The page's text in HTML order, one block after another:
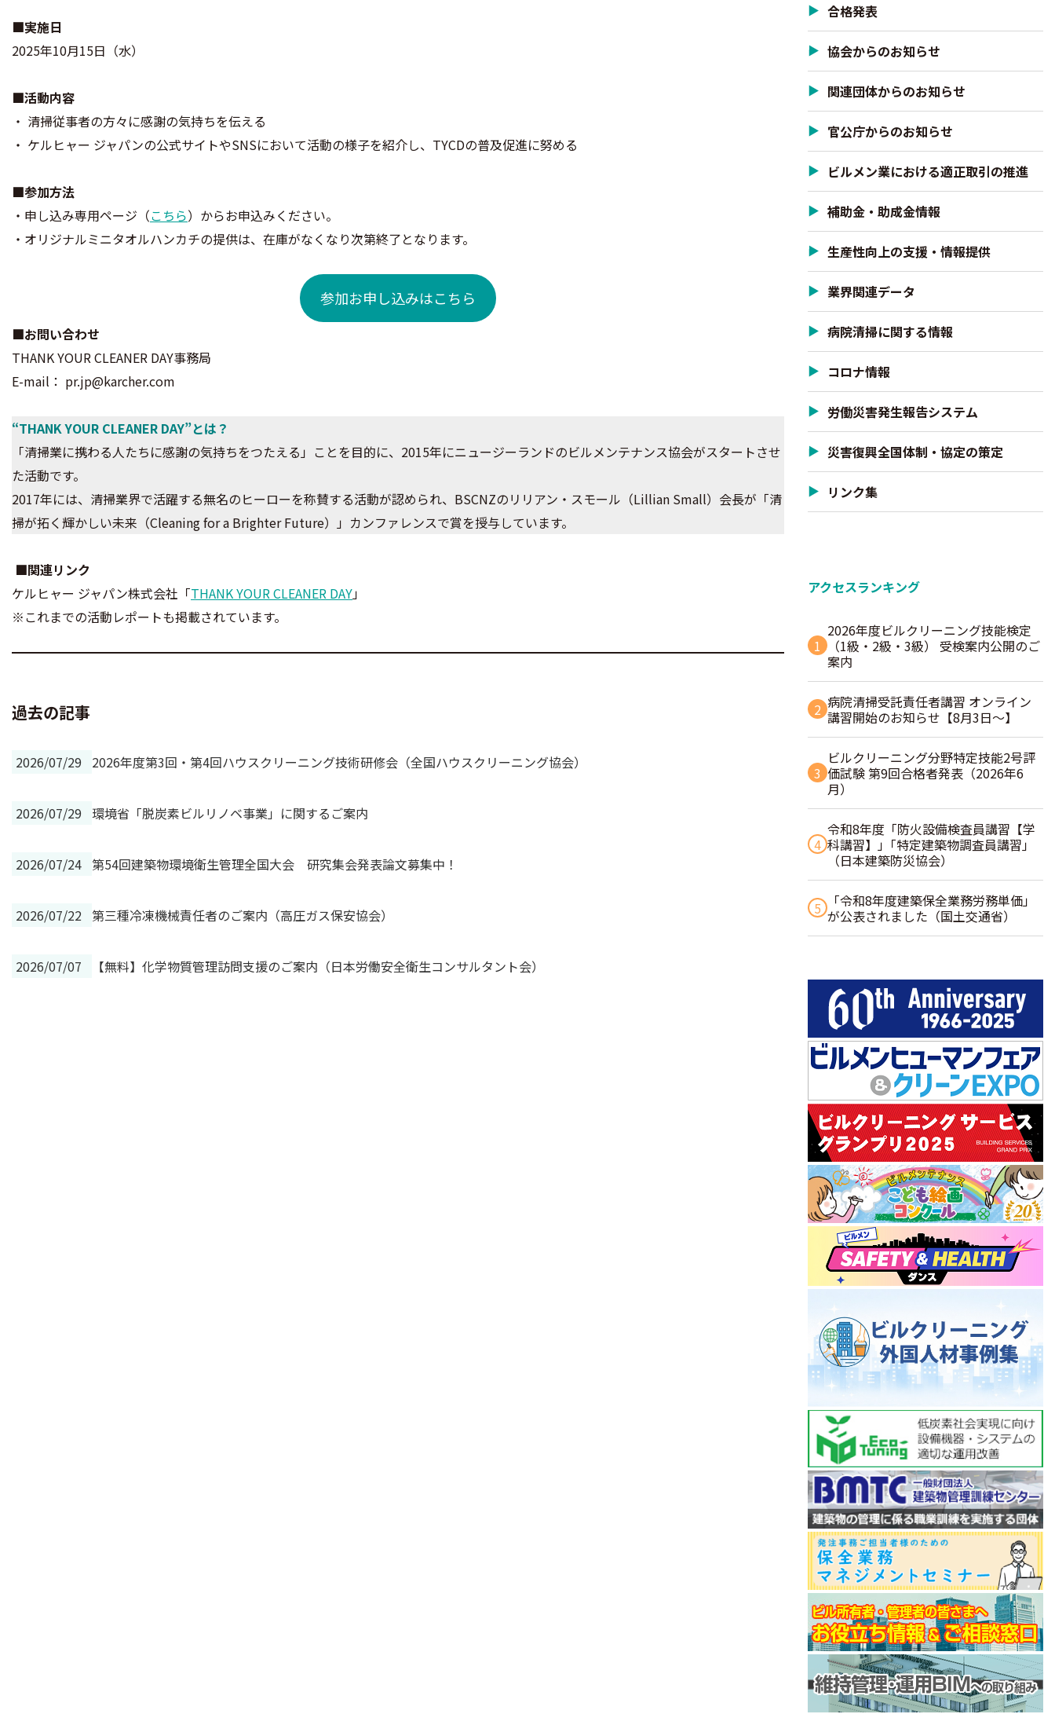
■実施日
2025年10月15日（水）
■活動内容
・ 清掃従事者の方々に感謝の気持ちを伝える
・ ケルヒャー ジャパンの公式サイトやSNSにおいて活動の様子を紹介し、TYCDの普及促進に努める
■参加方法
・申し込み専用ページ（こちら）からお申込みください。
・オリジナルミニタオルハンカチの提供は、在庫がなくなり次第終了となります。
参加お申し込みはこちら
■お問い合わせ
THANK YOUR CLEANER DAY事務局
E-mail： pr.jp@karcher.com
“THANK YOUR CLEANER DAY”とは？
「清掃業に携わる人たちに感謝の気持ちをつたえる」ことを目的に、2015年にニュージーランドのビルメンテナンス協会がスタートさせ
た活動です。
2017年には、清掃業界で活躍する無名のヒーローを称賛する活動が認められ、BSCNZのリリアン・スモール（Lillian Small）会長が「清
掃が拓く輝かしい未来（Cleaning for a Brighter Future）」カンファレンスで賞を授与しています。
■関連リンク
ケルヒャー ジャパン株式会社「THANK YOUR CLEANER DAY」
※これまでの活動レポートも掲載されています。
過去の記事
2026/07/29 2026年度第3回・第4回ハウスクリーニング技術研修会（全国ハウスクリーニング協会）
2026/07/29 環境省「脱炭素ビルリノベ事業」に関するご案内
2026/07/24 第54回建築物環境衛生管理全国大会 研究集会発表論文募集中！
2026/07/22 第三種冷凍機械責任者のご案内（高圧ガス保安協会）
2026/07/07 【無料】化学物質管理訪問支援のご案内（日本労働安全衛生コンサルタント会）
合格発表
協会からのお知らせ
関連団体からのお知らせ
官公庁からのお知らせ
ビルメン業における適正取引の推進
補助金・助成金情報
生産性向上の支援・情報提供
業界関連データ
病院清掃に関する情報
コロナ情報
労働災害発生報告システム
災害復興全国体制・協定の策定
リンク集
アクセスランキング
1
2026年度ビルクリーニング技能検定
（1級・2級・3級） 受検案内公開のご
案内
2 病院清掃受託責任者講習 オンライン
講習開始のお知らせ【8月3日～】
3
ビルクリーニング分野特定技能2号評
価試験 第9回合格者発表（2026年6
月）
4
令和8年度「防火設備検査員講習【学
科講習】」｢特定建築物調査員講習｣
（日本建築防災協会）
5
「令和8年度建築保全業務労務単価」
が公表されました（国土交通省）